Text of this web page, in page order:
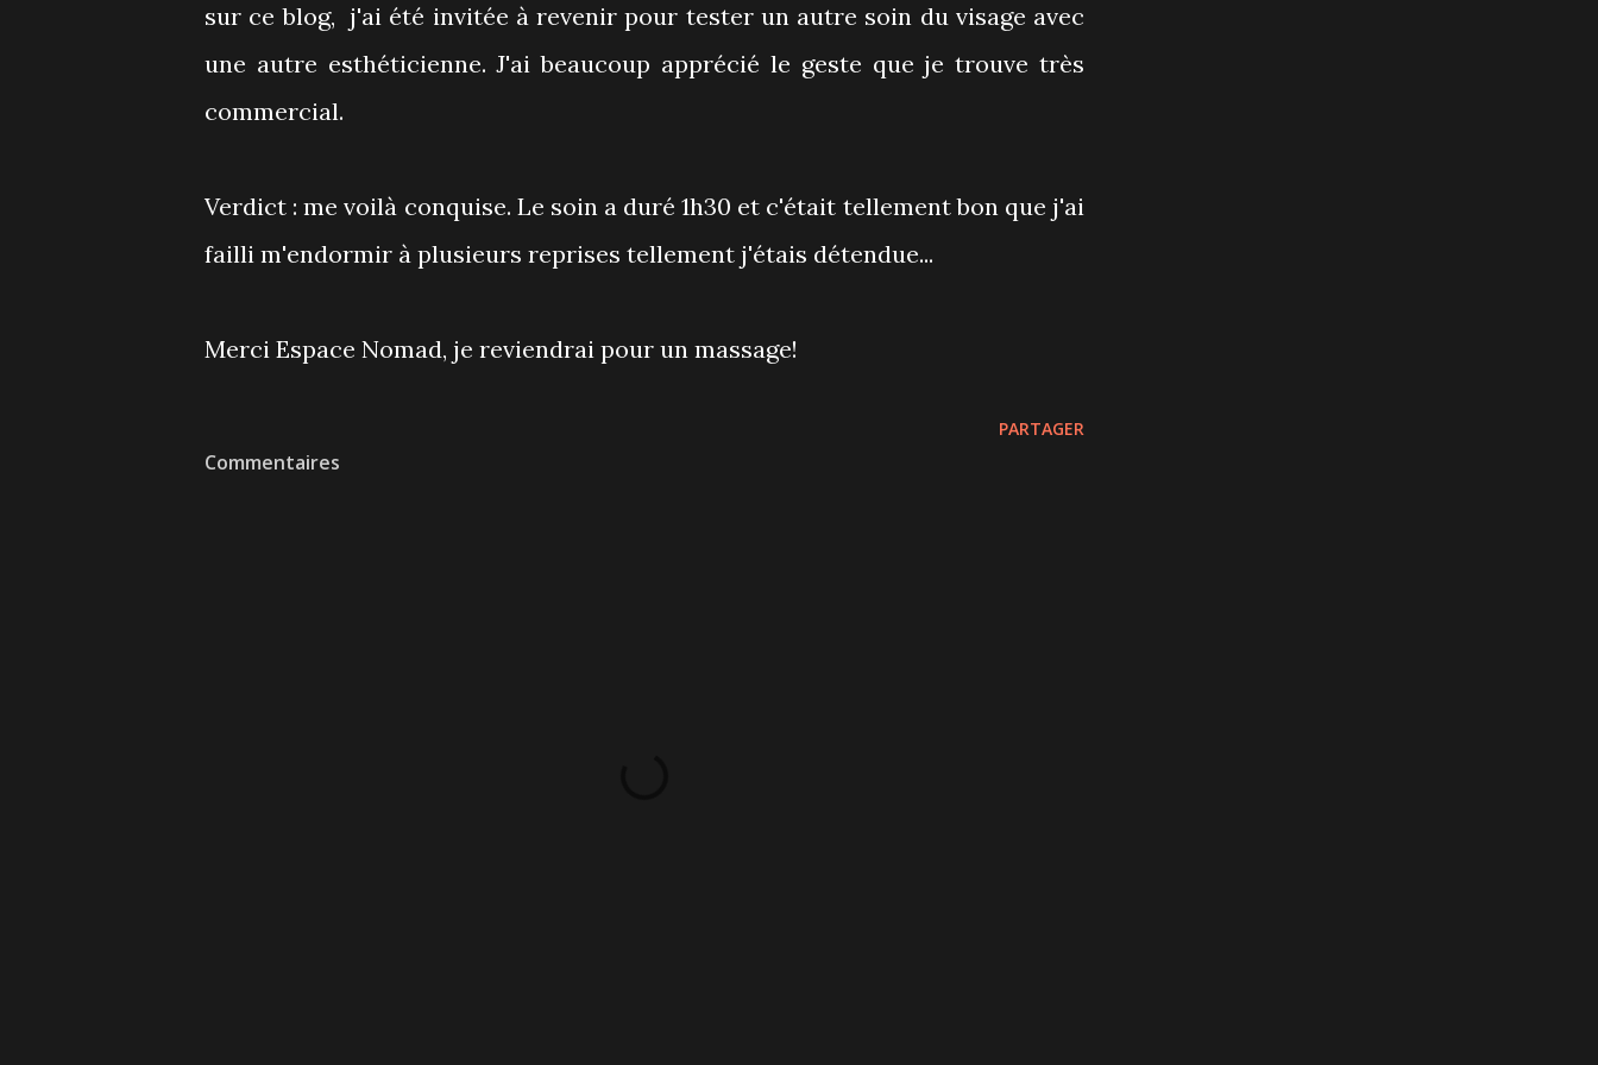
sur ce blog, j'ai été invitée à revenir pour tester un autre soin du visage avec
une autre esthéticienne. J'ai beaucoup apprécié le geste que je trouve très
commercial.
Verdict : me voilà conquise. Le soin a duré 1h30 et c'était tellement bon que j'ai
failli m'endormir à plusieurs reprises tellement j'étais détendue...
Merci Espace Nomad, je reviendrai pour un massage!
PARTAGER
Commentaires